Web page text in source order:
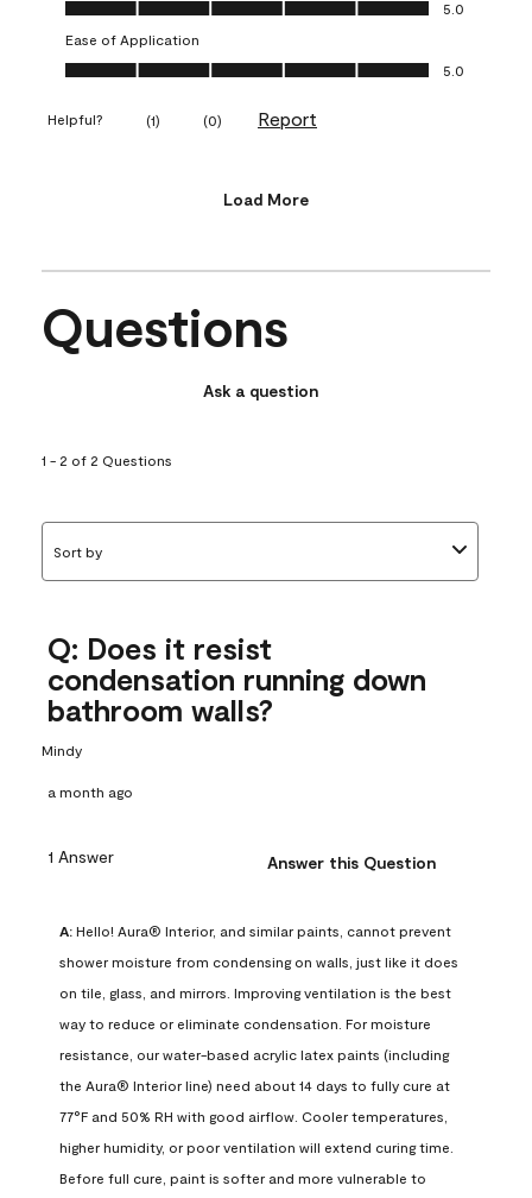
5.0
Ease of Application
Ease of Application, 5.0 out of 5
5.0
Helpful? (1) (0) Report
Load More
Questions
Ask a question
1 - 2 of 2 Questions
Sort by
Q: Does it resist
condensation running down
bathroom walls?
Mindy
a month ago
1 Answer Answer this Question
A: Hello! Aura® Interior, and similar paints, cannot prevent
shower moisture from condensing on walls, just like it does
on tile, glass, and mirrors. Improving ventilation is the best
way to reduce or eliminate condensation. For moisture
resistance, our water-based acrylic latex paints (including
the Aura® Interior line) need about 14 days to fully cure at
77°F and 50% RH with good airflow. Cooler temperatures,
higher humidity, or poor ventilation will extend curing time.
Before full cure, paint is softer and more vulnerable to